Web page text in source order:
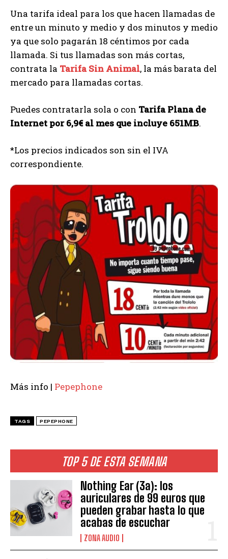
TOP 5 DE ESTA SEMANA
Nothing Ear (3a): los
auriculares de 99 euros que
pueden grabar hasta lo que
acabas de escuchar
ZONA AUDIO
Una tarifa ideal para los que hacen llamadas de
entre un minuto y medio y dos minutos y medio
ya que solo pagarán 18 céntimos por cada
llamada. Si tus llamadas son más cortas,
contrata la Tarifa Sin Animal, la más barata del
mercado para llamadas cortas.
Puedes contratarla sola o con Tarifa Plana de
Internet por 6,9€ al mes que incluye 651MB.
*Los precios indicados son sin el IVA
correspondiente.
Más info | Pepephone
TAGS PEPEPHONE